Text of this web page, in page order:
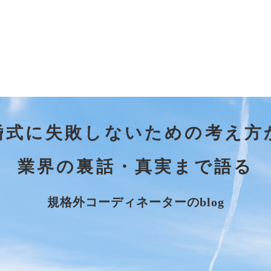
式に失敗しないための考え方
業界の裏話・真実まで語る
規格外コーディネーターのblog